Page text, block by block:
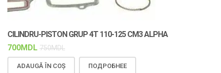
CILINDRU-PISTON GRUP 4T 110-125 CM3 ALPHA
700MDL 750MDL
ADAUGĂ ÎN COȘ ПОДРОБНЕЕ